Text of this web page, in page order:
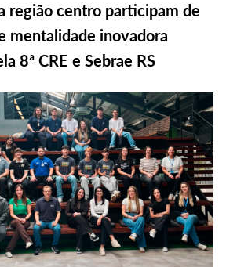
região centro participam de
mentalidade inovadora
8ª CRE e Sebrae RS